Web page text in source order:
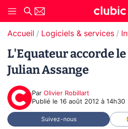
Accueil Logiciels & services
L'Equateur accorde
Julian Assange
Par Olivier Robillart
Publié le 16 août 2012 à 14h30
Suivez-nous